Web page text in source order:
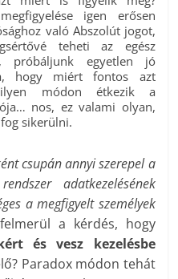
igen erősen
való Abszolút jogot,
teheti az egész
próbáljunk egyetlen jó
hogy miért fontos azt
módon étkezik a
nos, ez valami olyan,
sikerülni.
csupán annyi szerepel a
adatkezelésének
a megfigyelt személyek
a kérdés, hogy
és vesz kezelésbe
Paradox módon tehát